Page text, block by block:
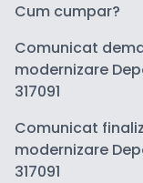
Cum cumpar?
Comunicat
modernizare
317091
Comunicat
modernizare
317091